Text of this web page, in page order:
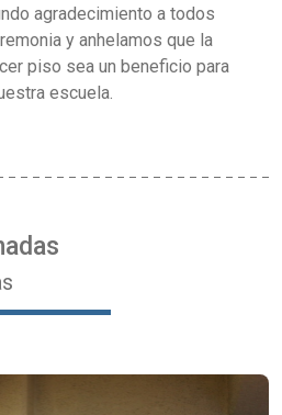
agradecimiento a todos
y anhelamos que la
piso sea un beneficio para
escuela.